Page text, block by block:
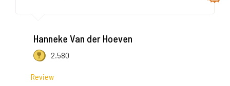
Hanneke Van der Hoeven
2.580
Review